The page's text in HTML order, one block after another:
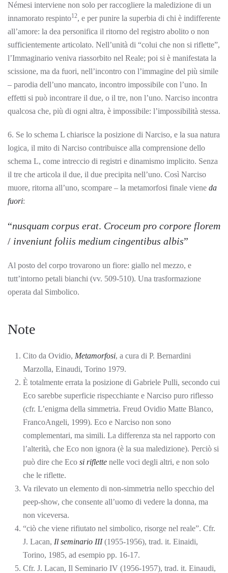
Némesi interviene non solo per raccogliere la maledizione di un
innamorato respinto12, e per punire la superbia di chi è indifferente
all’amore: la dea personifica il ritorno del registro abolito o non
sufficientemente articolato. Nell’unità di “colui che non si riflette”,
l’Immaginario veniva riassorbito nel Reale; poi si è manifestata la
scissione, ma da fuori, nell’incontro con l’immagine del più simile
– parodia dell’uno mancato, incontro impossibile con l’uno. In
effetti si può incontrare il due, o il tre, non l’uno. Narciso incontra
qualcosa che, più di ogni altra, è impossibile: l’impossibilità stessa.
6. Se lo schema L chiarisce la posizione di Narciso, e la sua natura
logica, il mito di Narciso contribuisce alla comprensione dello
schema L, come intreccio di registri e dinamismo implicito. Senza
il tre che articola il due, il due precipita nell’uno. Così Narciso
muore, ritorna all’uno, scompare – la metamorfosi finale viene da
fuori:
“nusquam corpus erat. Croceum pro corpore florem
/ inveniunt foliis medium cingentibus albis”
Al posto del corpo trovarono un fiore: giallo nel mezzo, e
tutt’intorno petali bianchi (vv. 509-510). Una trasformazione
operata dal Simbolico.
Note
Cito da Ovidio, Metamorfosi, a cura di P. Bernardini
Marzolla, Einaudi, Torino 1979.
È totalmente errata la posizione di Gabriele Pulli, secondo cui
Eco sarebbe superficie rispecchiante e Narciso puro riflesso
(cfr. L’enigma della simmetria. Freud Ovidio Matte Blanco,
FrancoAngeli, 1999). Eco e Narciso non sono
complementari, ma simili. La differenza sta nel rapporto con
l’alterità, che Eco non ignora (è la sua maledizione). Perciò si
può dire che Eco si riflette nelle voci degli altri, e non solo
che le riflette.
Va rilevato un elemento di non-simmetria nello specchio del
peep-show, che consente all’uomo di vedere la donna, ma
non viceversa.
“ciò che viene rifiutato nel simbolico, risorge nel reale”. Cfr.
J. Lacan, Il seminario III(1955-1956), trad. it. Einaidi,
Torino, 1985, ad esempio pp. 16-17.
Cfr. J. Lacan, Il Seminario IV (1956-1957), trad. it. Einaudi,